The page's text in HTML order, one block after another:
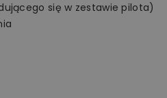
się w zestawie pilota)